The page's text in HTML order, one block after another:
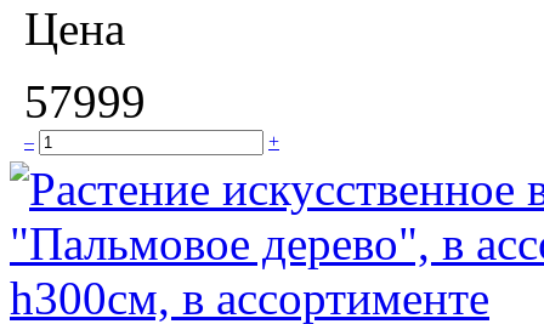
Цена
57999
– +